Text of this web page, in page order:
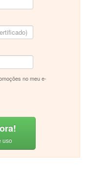
no meu e-
uso